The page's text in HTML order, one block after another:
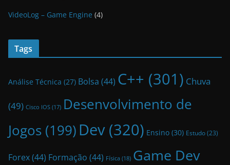
VideoLog – Game Engine (4)
Tags
Análise Técnica (27) Bolsa (44) C++ (301) Chuva
(49) Cisco IOS (17) Desenvolvimento de
Jogos (199)Dev(320) Ensino (30) Estudo(23)
Forex(44) Formação (44) Física (18) Game Dev